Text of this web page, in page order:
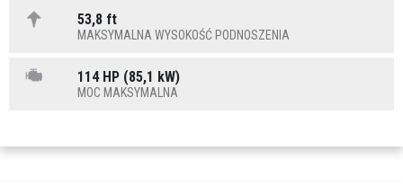
53,8 ft
MAKSYMALNA WYSOKOŚĆ PODNOSZENIA
114 HP (85,1 kW)
MOC MAKSYMALNA